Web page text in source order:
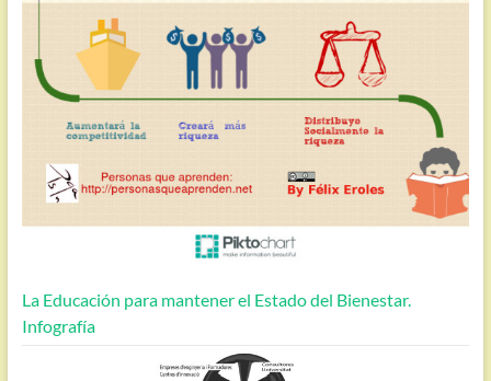
La Educación para mantener el Estado del Bienestar.
Infografía